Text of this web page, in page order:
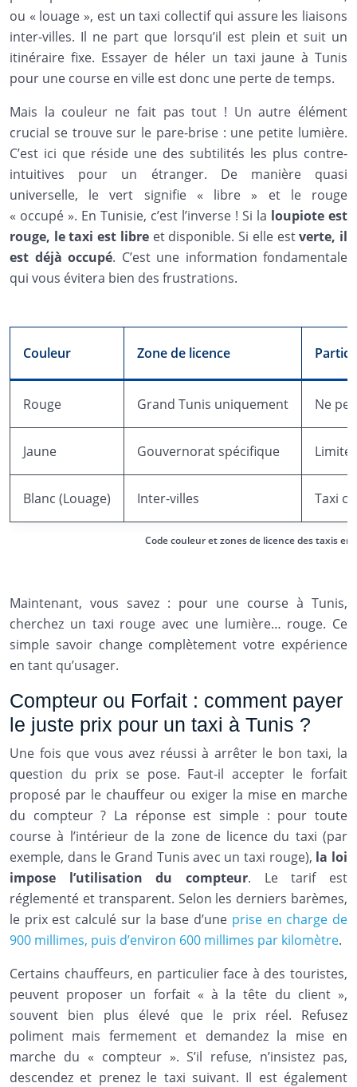
ou « louage », est un taxi collectif qui assure les liaisons
inter-villes. Il ne part que lorsqu’il est plein et suit un
itinéraire fixe. Essayer de héler un taxi jaune à Tunis
pour une course en ville est donc une perte de temps.
Mais la couleur ne fait pas tout ! Un autre élément
crucial se trouve sur le pare-brise : une petite lumière.
C’est ici que réside une des subtilités les plus contre-
intuitives pour un étranger. De manière quasi
universelle, le vert signifie « libre » et le rouge
« occupé ». En Tunisie, c’est l’inverse ! Si la loupiote est
rouge, le taxi est libreet disponible. Si elle estverte, il
est déjà occupé. C’est une information fondamentale
qui vous évitera bien des frustrations.
Code couleur et zones de licence des taxis en
Couleur Zone de licence
Rouge Grand Tunis uniquement Ne
Jaune Gouvernorat spécifique Limité
Blanc (Louage) Inter-villes Taxi
Maintenant, vous savez : pour une course à Tunis,
cherchez un taxi rouge avec une lumière… rouge. Ce
simple savoir change complètement votre expérience
en tant qu’usager.
Compteur ou Forfait : comment payer
le juste prix pour un taxi à Tunis ?
Une fois que vous avez réussi à arrêter le bon taxi, la
question du prix se pose. Faut-il accepter le forfait
proposé par le chauffeur ou exiger la mise en marche
du compteur ? La réponse est simple : pour toute
course à l’intérieur de la zone de licence du taxi (par
exemple, dans le Grand Tunis avec un taxi rouge), la loi
impose l’utilisation du compteur. Le tarif est
réglementé et transparent. Selon les derniers barèmes,
le prix est calculé sur la base d’une prise en charge de
900 millimes, puis d’environ 600 millimes par kilomètre.
Certains chauffeurs, en particulier face à des touristes,
peuvent proposer un forfait « à la tête du client »,
souvent bien plus élevé que le prix réel. Refusez
poliment mais fermement et demandez la mise en
marche du « compteur ». S’il refuse, n’insistez pas,
descendez et prenez le taxi suivant. Il est également